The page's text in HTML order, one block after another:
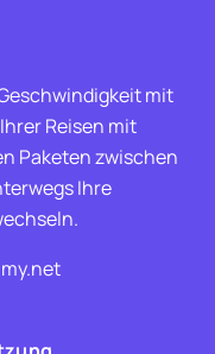
mit
Reisen mit
Paketen zwischen
Ihre